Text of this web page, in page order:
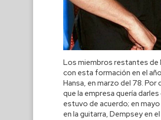
Los miembros restantes de
con esta formación en el
Hansa, en marzo del 78.
que la empresa quería
estuvo de acuerdo; en
en la guitarra, Dempsey en